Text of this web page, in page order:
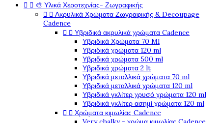
  🎨 Υλικά Χεροτεχνίας- Ζωγραφικής
  Ακρυλικά Χρώματα Ζωγραφικής & Decoupage
Cadence
  Υβριδικά ακρυλικά χρώματα Cadence
Υβριδικά Χρώματα 70 Ml
Υβριδικά χρώματα 120 ml
Υβριδικά χρώματα 500 ml
Υβριδικά χρώματα 2 lt
Υβριδικά μεταλλικά χρώματα 70 ml
Υβριδικά μεταλλικά χρώματα 120 ml
Υβριδικά γκλίτερ χρυσό χρώματα 120 ml
Υβριδικά γκλίτερ ασημί χρώματα 120 ml
  Χρώματα κιμωλίας Cadence